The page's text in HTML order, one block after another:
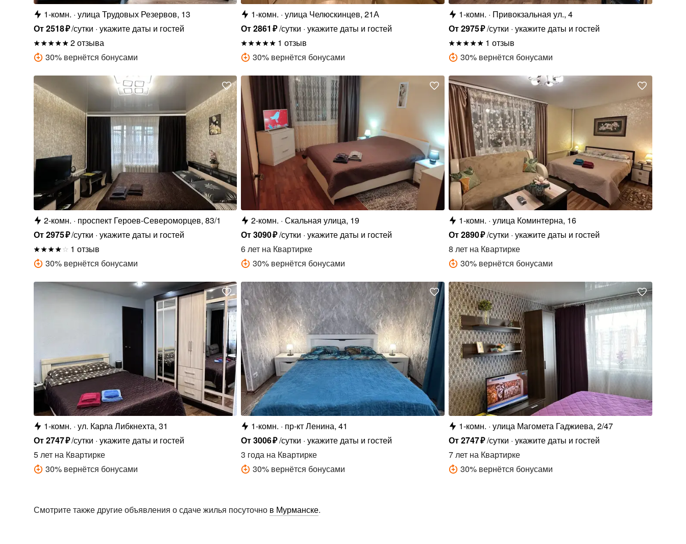
1-комн. улица Трудовых Резервов, 13
От2518₽/сутки укажите даты и гостей
2 отзыва
30% вернётся бонусами
1-комн. улица Челюскинцев, 21А
От2861 ₽/сутки укажите даты и гостей
1 отзыв
30% вернётся бонусами
1-комн.
Привокзальная ул., 4
От2975₽/сутки укажите даты и гостей
1 отзыв
30% вернётся бонусами
2-комн.
проспект Героев-Североморцев, 83/1
От2975₽/сутки укажите даты и гостей
1 отзыв
30% вернётся бонусами
2-комн. Скальная улица, 19
От3090₽/сутки укажите даты и гостей
6 лет на Квартирке
30% вернётся бонусами
1-комн. улица Коминтерна, 16
От2890₽/сутки укажите даты и гостей
8 лет на Квартирке
30% вернётся бонусами
1-комн. ул. Карла Либкнехта, 31
От2747₽/сутки укажите даты и гостей
5 летна Квартирке
30% вернётся бонусами
1-комн.
пр-кт Ленина, 41
От3006₽/сутки укажите даты и гостей
3 года на Квартирке
30% вернётся бонусами
1-комн. улица Магомета Гаджиева, 2/47
От2747₽/сутки укажите даты и гостей
7 лет на Квартирке
30% вернётся бонусами
Смотрите также другие объявления о сдаче жилья посуточно в Мурманске.